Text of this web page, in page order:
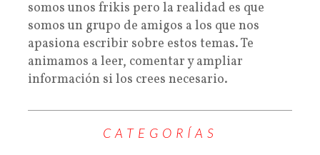
somos unos frikis pero la realidad es que
somos un grupo de amigos a los que nos
apasiona escribir sobre estos temas. Te
animamos a leer, comentar y ampliar
información si los crees necesario.
CATEGORÍAS